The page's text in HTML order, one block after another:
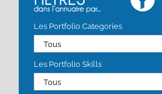
Les Portfolio Categories
Tous
Les Portfolio Skills
Tous